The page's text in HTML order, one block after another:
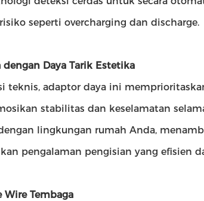
seperti overcharging dan discharge.
dengan Daya Tarik Estetika
teknis, adaptor daya ini
stabilitas dan keselamatan
lingkungan rumah Anda,
pengalaman pengisian yang efisien
Wire Tembaga